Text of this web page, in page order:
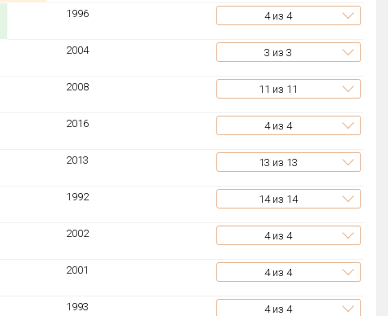
1996 4из 4
2004 3 из 3
2008 11 из 11
2016 4из 4
2013 13 из 13
1992 14из 14
2002 4из 4
2001 4из 4
1993 4из 4